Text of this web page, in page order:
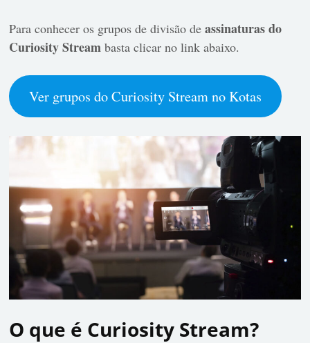
Para conhecer os grupos de divisão deassinaturas do
Curiosity Stream basta clicar no link abaixo.
Ver grupos do Curiosity Stream no Kotas
O que é Curiosity Stream?